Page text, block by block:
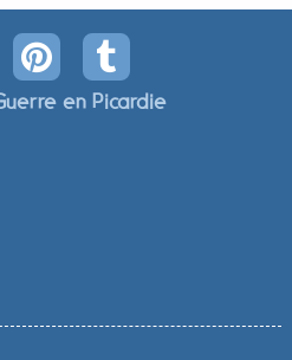
en Picardie